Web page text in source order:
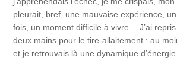
pleurait, bref, une mauvaise expérience,
fois, un moment difficile à vivre… J’ai
deux mains pour le tire-allaitement : au
et je retrouvais là une dynamique